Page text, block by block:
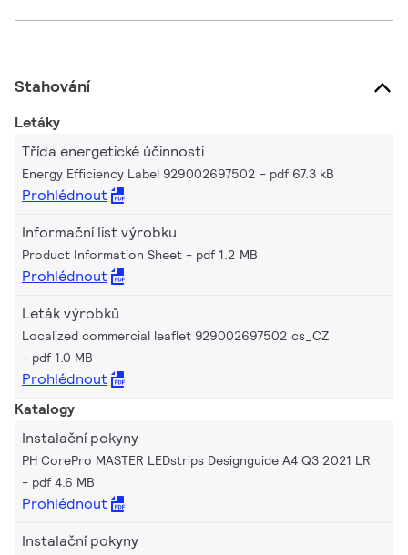
Stahování
Letáky
Třída energetické účinnosti
Energy Efficiency Label 929002697502 pdf 67.3 kB
Prohlédnout
Informační list výrobku
Product Information Sheet pdf 1.2 MB
Prohlédnout
Leták výrobků
Localized commercial leaflet 929002697502 cs_CZ
pdf 1.0 MB
Prohlédnout
Katalogy
Instalační pokyny
PH CorePro MASTER LEDstrips Designguide A4 Q3 2021 LR
pdf 4.6 MB
Prohlédnout
Instalační pokyny